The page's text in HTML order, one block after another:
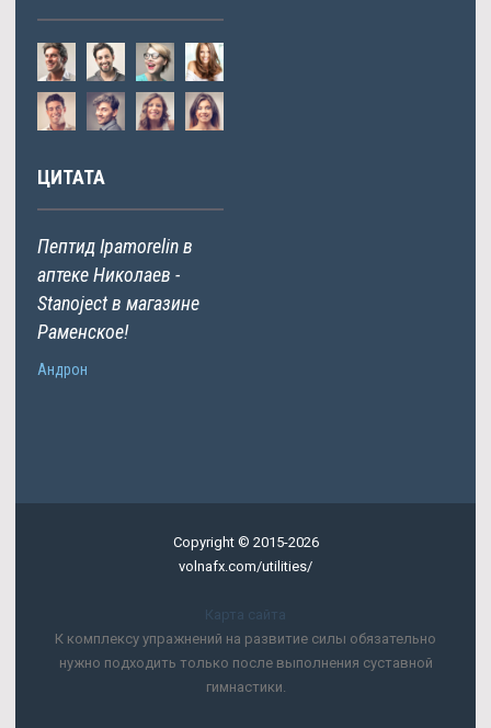
ЦИТАТА
Пептид Ipamorelin в
аптеке Николаев -
Stanoject в магазине
Раменское!
Андрон
Copyright © 2015-2026
volnafx.com/utilities/
Карта сайта
К комплексу упражнений на развитие силы обязательно
нужно подходить только после выполнения суставной
гимнастики.